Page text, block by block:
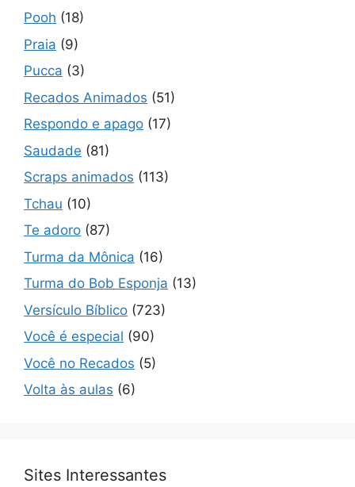
Pooh (18)
Praia (9)
Pucca (3)
Recados Animados (51)
Respondo e apago (17)
Saudade (81)
Scraps animados (113)
Tchau (10)
Te adoro (87)
Turma da Mônica (16)
Turma do Bob Esponja (13)
Versículo Bíblico (723)
Você é especial (90)
Você no Recados (5)
Volta às aulas (6)
Sites Interessantes